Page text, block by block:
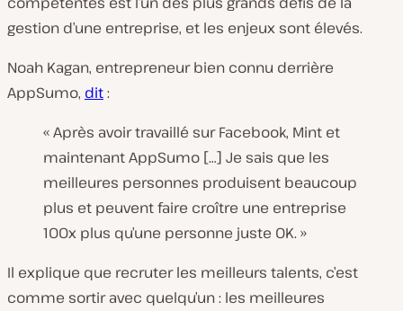
gestion d’une entreprise, et les enjeux sont élevés.
Noah Kagan, entrepreneur bien connu derrière
AppSumo, dit:
« Après avoir travaillé sur Facebook, Mint et
maintenant AppSumo […] Je sais que les
meilleures personnes produisent beaucoup
plus et peuvent faire croître une entreprise
100x plus qu’une personne juste OK. »
Il explique que recruter les meilleurs talents, c’est
comme sortir avec quelqu’un : les meilleures